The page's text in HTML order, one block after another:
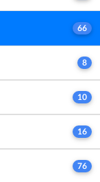
66
8
10
16
76